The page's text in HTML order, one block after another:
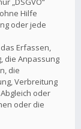
Hilfe
oder jede
Erfassen,
die Anpassung
die
Verbreitung
oder
oder die